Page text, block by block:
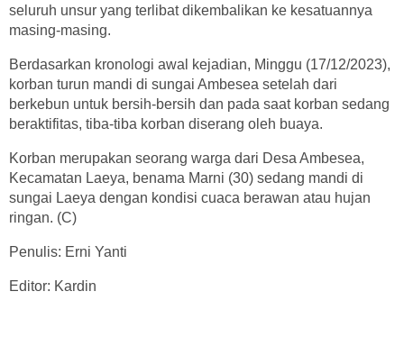
seluruh unsur yang terlibat dikembalikan ke kesatuannya
masing-masing.
Berdasarkan kronologi awal kejadian, Minggu (17/12/2023),
korban turun mandi di sungai Ambesea setelah dari
berkebun untuk bersih-bersih dan pada saat korban sedang
beraktifitas, tiba-tiba korban diserang oleh buaya.
Korban merupakan seorang warga dari Desa Ambesea,
Kecamatan Laeya, benama Marni (30) sedang mandi di
sungai Laeya dengan kondisi cuaca berawan atau hujan
ringan. (C)
Penulis: Erni Yanti
Editor: Kardin